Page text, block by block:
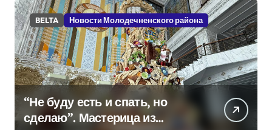
BELTA Новости Молодечненского района
“Не буду есть и спать, но
сделаю”. Мастерица из